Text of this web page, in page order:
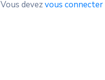
Vous devezvous connecter